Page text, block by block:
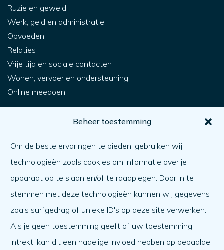
Beheer toestemming
Om de beste ervaringen te bieden, gebruiken wij
technologieën zoals cookies om informatie over je
apparaat op te slaan en/of te raadplegen. Door in te
stemmen met deze technologieën kunnen wij gegevens
zoals surfgedrag of unieke ID's op deze site verwerken.
Als je geen toestemming geeft of uw toestemming
intrekt, kan dit een nadelige invloed hebben op bepaalde
Ruzie en geweld
Werk, geld en administratie
Opvoeden
Relaties
Vrije tijd en sociale contacten
Wonen, vervoer en ondersteuning
Online meedoen
Wat er speelt
Agenda
Over ons
Over ons
Werken bij